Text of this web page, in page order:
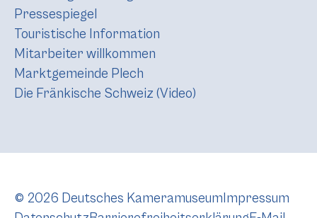
Pressespiegel
Touristische Information
Mitarbeiter willkommen
Marktgemeinde Plech
Die Fränkische Schweiz (Video)
© 2026 Deutsches Kameramuseum Impressum